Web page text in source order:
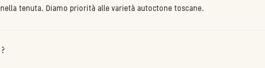
tenuta. Diamo priorità alle varietà autoctone toscane.